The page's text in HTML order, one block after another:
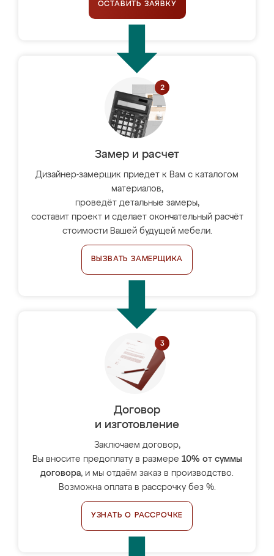
ОСТАВИТЬ ЗАЯВКУ
Замер и расчет
Дизайнер-замерщик приедет к Вам с каталогом
материалов,
проведёт детальные замеры,
составит проект и сделает окончательный расчёт
стоимости Вашей будущей мебели.
ВЫЗВАТЬ ЗАМЕРЩИКА
Договор
и изготовление
Заключаем договор,
Вы вносите предоплату в размере 10% от суммы
договора, и мы отдаём заказ в производство.
Возможна оплата в рассрочку без %.
УЗНАТЬ О РАССРОЧКЕ